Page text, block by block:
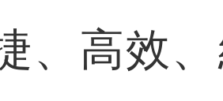
、高效